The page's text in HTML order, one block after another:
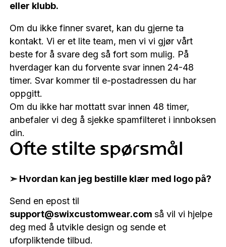
eller klubb.
Om du ikke finner svaret, kan du gjerne ta
kontakt. Vi er et lite team, men vi vi gjør vårt
beste for å svare deg så fort som mulig. På
hverdager kan du forvente svar innen 24-48
timer. Svar kommer til e-postadressen du har
oppgitt.
Om du ikke har mottatt svar innen 48 timer,
anbefaler vi deg å sjekke spamfilteret i innboksen
din.
Ofte stilte spørsmål
➣ Hvordan kan jeg bestille klær med logo på?
Send en epost til
support@swixcustomwear.com så vil vi hjelpe
deg med å utvikle design og sende et
uforpliktende tilbud.